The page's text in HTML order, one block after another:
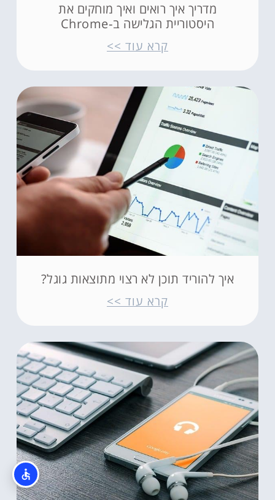
מדריך איך רואים ואיך מוחקים את
היסטוריית הגלישה ב‑Chrome
קרא עוד >>
איך להוריד תוכן לא רצוי מתוצאות גוגל?
קרא עוד >>